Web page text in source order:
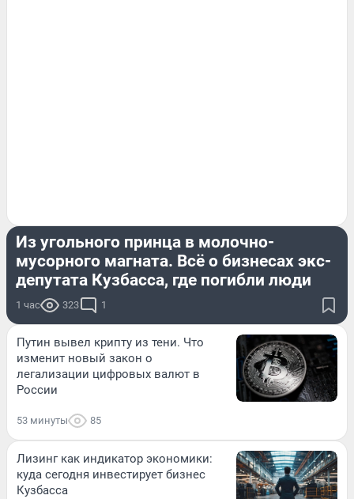
Из угольного принца в молочно-
мусорного магната. Всё о бизнесах экс-
депутата Кузбасса, где погибли люди
1 час 323 1
Путин вывел крипту из тени. Что
изменит новый закон о
легализации цифровых валют в
России
53 минуты 85
Лизинг как индикатор экономики:
куда сегодня инвестирует бизнес
Кузбасса